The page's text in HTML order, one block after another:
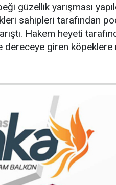
güzellik yarışması
sahipleri tarafından
Hakem heyeti
dereceye giren